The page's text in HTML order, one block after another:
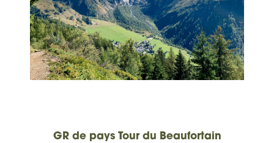
GR de pays Tour du Beaufortain